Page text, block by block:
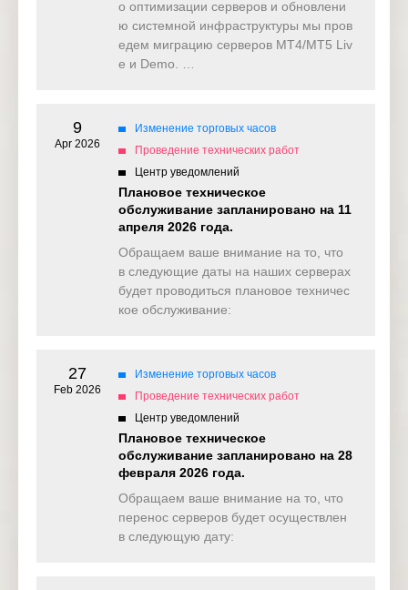
о оптимизации серверов и обновлени
ю системной инфраструктуры мы пров
едем миграцию серверов MT4/MT5 Liv
e и Demo. …
9
Apr 2026
Изменение торговых часов
Проведение технических работ
Центр уведомлений
Плановое техническое
обслуживание запланировано на 11
апреля 2026 года.
Обращаем ваше внимание на то, что
в следующие даты на наших серверах
будет проводиться плановое техничес
кое обслуживание:
27
Feb 2026
Изменение торговых часов
Проведение технических работ
Центр уведомлений
Плановое техническое
обслуживание запланировано на 28
февраля 2026 года.
Обращаем ваше внимание на то, что
перенос серверов будет осуществлен
в следующую дату: